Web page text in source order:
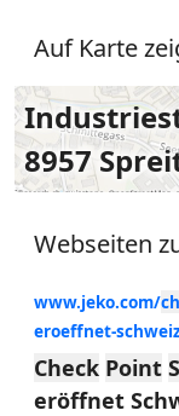
Auf Karte
8957
Webseiten
www.jeko.com/
eroeffnet-
Check Point
eröffnet